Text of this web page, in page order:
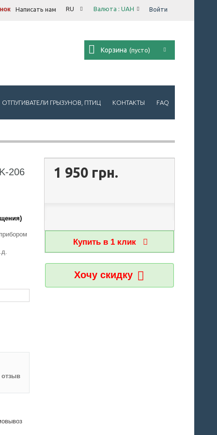
Войти
Валюта : UAH
RU
Написать нам
Корзина (пусто)
ОТПУГИВАТЕЛИ ГРЫЗУНОВ, ПТИЦ КОНТАКТЫ FAQ
206
отзыв
1 950 грн.
Купить в 1 клик
Хочу скидку